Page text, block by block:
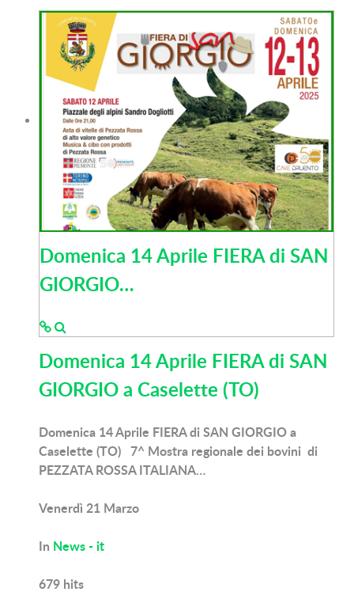
Domenica 14 Aprile FIERA di SAN
GIORGIO…
Domenica 14 Aprile FIERA di SAN
GIORGIO a Caselette (TO)
Domenica 14 Aprile FIERA di SAN GIORGIO a
Caselette (TO) 7^ Mostra regionale dei bovini di
PEZZATA ROSSA ITALIANA…
Venerdì 21 Marzo
In News - it
679 hits